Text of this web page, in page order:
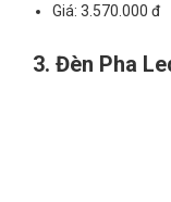
Giá: 3.570.000 đ
3. Đèn Pha